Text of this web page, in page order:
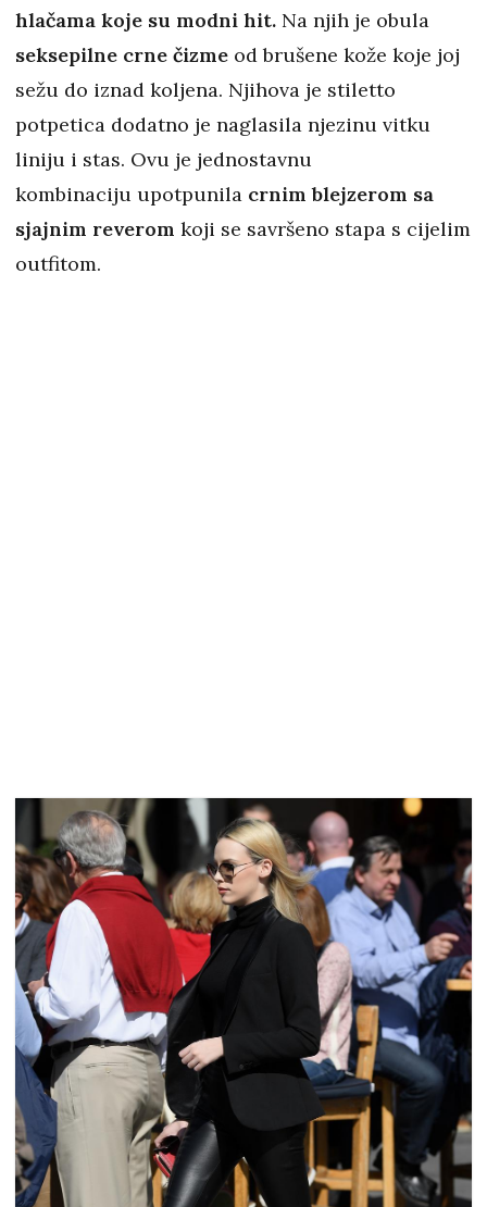
hlačama koje su modni hit. Na njih je obula
seksepilne crne čizme od brušene kože koje joj
sežu do iznad koljena. Njihova je stiletto
potpetica dodatno je naglasila njezinu vitku
liniju i stas. Ovu je jednostavnu
kombinaciju upotpunila crnim blejzerom sa
sjajnim reverom koji se savršeno stapa s cijelim
outfitom.